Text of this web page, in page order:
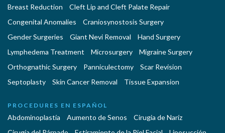
Breast Reduction
Cleft Lip and Cleft Palate Repair
Congenital Anomalies
Craniosynostosis Surgery
Gender Surgeries
Giant Nevi Removal
Hand Surgery
Lymphedema Treatment
Microsurgery
Migraine Surgery
Orthognathic Surgery
Panniculectomy
Scar Revision
Septoplasty
Skin Cancer Removal Tissue Expansion
PROCEDURES EN ESPAÑOL
Abdominoplastía Aumento de Senos
Cirugia de Naríz